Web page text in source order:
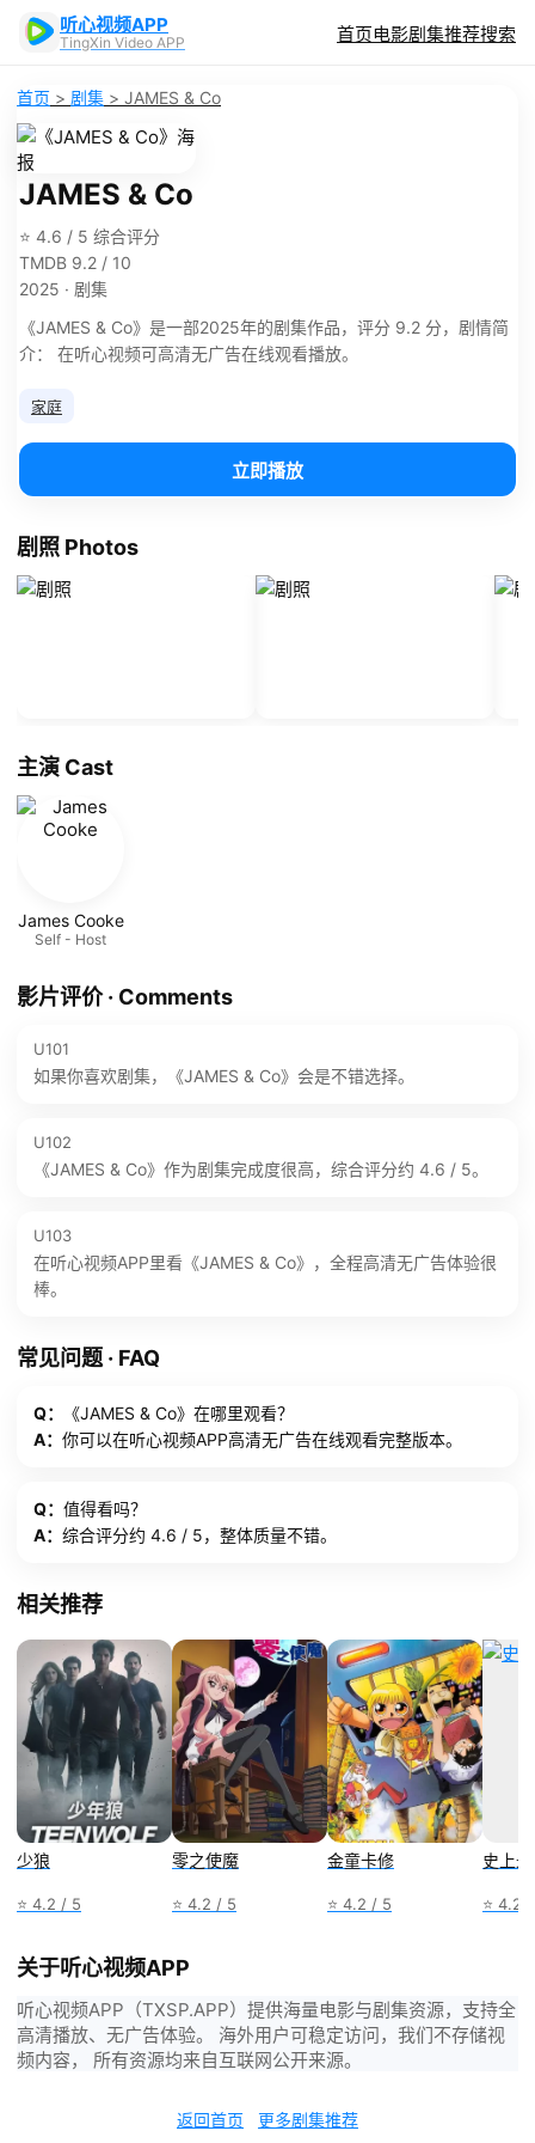
听心视频APP
TingXin Video APP 首页电影剧集推荐搜索
首页 > 剧集 > JAMES & Co
JAMES & Co
⭐ 4.6 / 5 综合评分
TMDB 9.2 / 10
2025 · 剧集
《JAMES & Co》是一部2025年的剧集作品，评分 9.2 分，剧情简
介： 在听心视频可高清无广告在线观看播放。
家庭
立即播放
剧照 Photos
主演 Cast
James Cooke
Self - Host
影片评价 · Comments
U101
如果你喜欢剧集，《JAMES & Co》会是不错选择。
U102
《JAMES & Co》作为剧集完成度很高，综合评分约 4.6 / 5。
U103
在听心视频APP里看《JAMES & Co》，全程高清无广告体验很
棒。
常见问题 · FAQ
Q：
《JAMES & Co》在哪里观看？
A： 你可以在听心视频APP高清无广告在线观看完整版本。
Q： 值得看吗？
A： 综合评分约 4.6 / 5，整体质量不错。
相关推荐
少狼
⭐ 4.2 / 5
零之使魔
⭐ 4.2 / 5
金童卡修
⭐ 4.2 / 5
史上
⭐ 4.2
关于听心视频APP
听心视频APP（TXSP.APP）提供海量电影与剧集资源，支持全
高清播放、无广告体验。 海外用户可稳定访问，我们不存储视
频内容， 所有资源均来自互联网公开来源。
返回首页 更多剧集推荐